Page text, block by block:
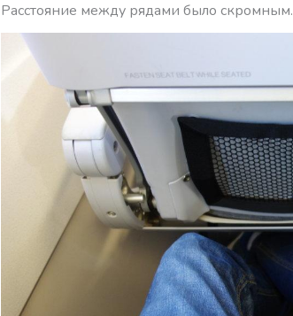
Расстояние между рядами было скромным.